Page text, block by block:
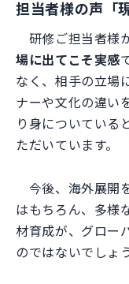
担当者様の声「
研修ご担当者様
場に出てこそ実感
なく、相手の立場
ナーや文化の違い
り身についている
ただいています。
今後、海外展開
はもちろん、多様
材育成が、グロー
のではないでしょ